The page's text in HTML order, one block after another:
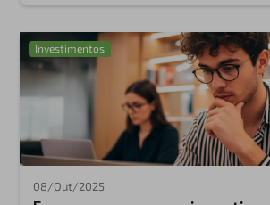
Investimentos
08/Out/2025